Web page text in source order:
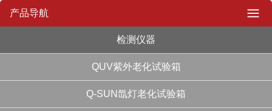
产品导航
检测仪器
QUV紫外老化试验箱
Q-SUN氙灯老化试验箱